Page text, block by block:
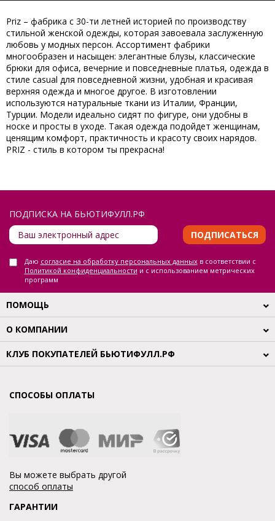
Priz – фабрика с 30-ти летней историей по производству
стильной женской одежды, которая завоевала заслуженную
любовь у модных персон. Ассортимент фабрики
многообразен и насыщен: элегантные блузы, классические
брюки для офиса, вечерние и повседневные платья, одежда в
стиле casual для повседневной жизни, удобная и красивая
верхняя одежда и многое другое. В изготовлении
используются натуральные ткани из Италии, Франции,
Турции. Модели идеально сидят по фигуре, они удобны в
носке и просты в уходе. Такая одежда подойдет женщинам,
ценящим комфорт, практичность и красоту своих нарядов.
PRIZ - cтиль в котором ты прекрасна!
ПОДПИСКА НА БЬЮТИФУЛЛ.РФ
ПОДПИСАТЬСЯ
Даю согласие на обработку персональных данныхв соответствии с
Политикой конфиденциальности и с использованием метрических
программ
ПОМОЩЬ
О КОМПАНИИ
КЛУБ ПОКУПАТЕЛЕЙ БЬЮТИФУЛЛ.РФ
СПОСОБЫ ОПЛАТЫ
Вы можете выбрать другой
способ оплаты
ГАРАНТИИ